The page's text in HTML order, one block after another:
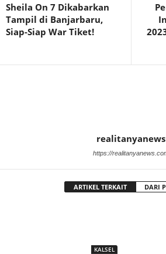
Sheila On 7 Dikabarkan
Tampil di Banjarbaru,
Siap-Siap War Tiket!
realitanyanews
https://
ARTIKEL TERKAIT DARI
KALSEL